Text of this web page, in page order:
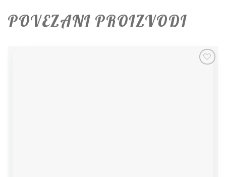
POVEZANI PROIZVODI